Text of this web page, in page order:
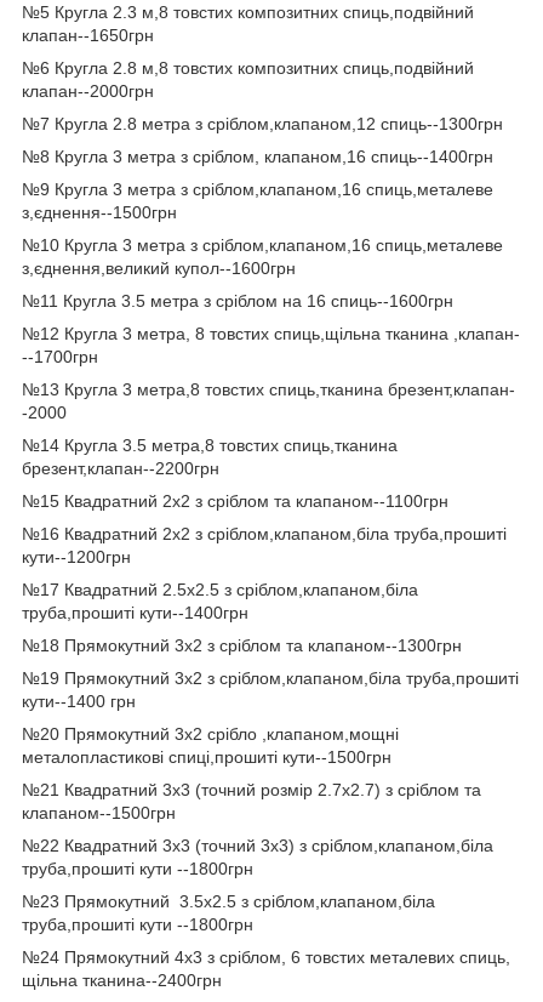
№5 Кругла 2.3 м,8 товстих композитних спиць,подвійний
клапан--1650грн
№6 Кругла 2.8 м,8 товстих композитних спиць,подвійний
клапан--2000грн
№7 Кругла 2.8 метра з сріблом,клапаном,12 спиць--1300грн
№8 Кругла 3 метра з сріблом, клапаном,16 спиць--1400грн
№9 Кругла 3 метра з сріблом,клапаном,16 спиць,металеве
з,єднення--1500грн
№10 Кругла 3 метра з сріблом,клапаном,16 спиць,металеве
з,єднення,великий купол--1600грн
№11 Кругла 3.5 метра з сріблом на 16 спиць--1600грн
№12 Кругла 3 метра, 8 товстих спиць,щільна тканина ,клапан-
--1700грн
№13 Кругла 3 метра,8 товстих спиць,тканина брезент,клапан-
-2000
№14 Кругла 3.5 метра,8 товстих спиць,тканина
брезент,клапан--2200грн
№15 Квадратний 2х2 з сріблом та клапаном--1100грн
№16 Квадратний 2х2 з сріблом,клапаном,біла труба,прошиті
кути--1200грн
№17 Квадратний 2.5х2.5 з сріблом,клапаном,біла
труба,прошиті кути--1400грн
№18 Прямокутний 3х2 з сріблом та клапаном--1300грн
№19 Прямокутний 3х2 з сріблом,клапаном,біла труба,прошиті
кути--1400 грн
№20 Прямокутний 3х2 срібло ,клапаном,мощні
металопластикові спиці,прошиті кути--1500грн
№21 Квадратний 3х3 (точний розмір 2.7х2.7) з сріблом та
клапаном--1500грн
№22 Квадратний 3х3 (точний 3х3) з сріблом,клапаном,біла
труба,прошиті кути --1800грн
№23 Прямокутний 3.5х2.5 з сріблом,клапаном,біла
труба,прошиті кути --1800грн
№24 Прямокутний 4х3 з сріблом, 6 товстих металевих спиць,
щільна тканина--2400грн